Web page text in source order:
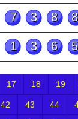
17 18 19
42 43 44